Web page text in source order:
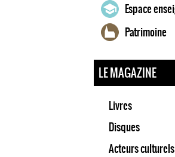
Espace
Patrimoine
LE MAGAZINE
Livres
Disques
Acteurs culturels